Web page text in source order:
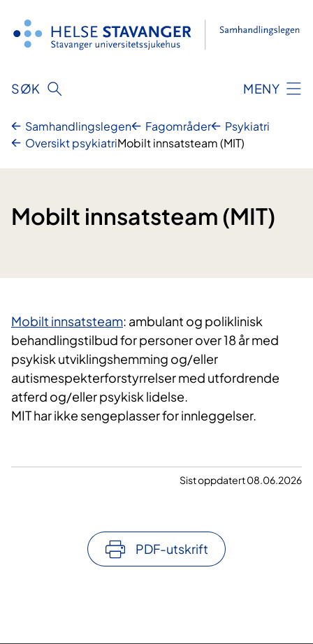
innhold
SØK MENY
Samhandlingslegen Fagområder
Psykiatri
Oversikt psykiatriMobilt innsatsteam (MIT)
Mobilt innsatsteam (MIT)
Mobilt innsatsteam: ambulant og poliklinisk
behandlingstilbud for personer over 18 år med
psykisk utviklingshemming og/eller
autismespekterforstyrrelser med utfordrende
atferd og/eller psykisk lidelse.
MIT har ikke sengeplasser for innleggelser.
Sist oppdatert 08.06.2026
PDF-utskrift